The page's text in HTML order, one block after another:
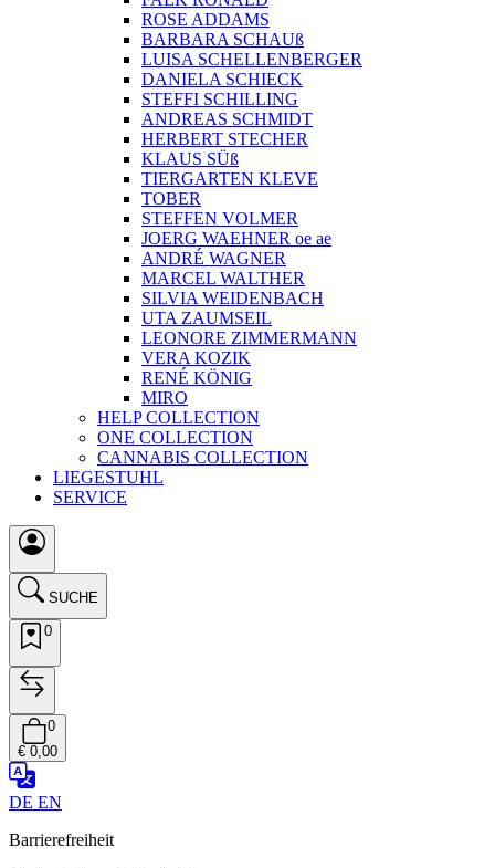
ROSE ADDAMS
BARBARA SCHAUß
LUISA SCHELLENBERGER
DANIELA SCHIECK
STEFFI SCHILLING
ANDREAS SCHMIDT
HERBERT STECHER
KLAUS SÜß
TIERGARTEN KLEVE
TOBER
STEFFEN VOLMER
JOERG WAEHNER oe ae
ANDRÉ WAGNER
MARCEL WALTHER
SILVIA WEIDENBACH
UTA ZAUMSEIL
LEONORE ZIMMERMANN
VERA KOZIK
RENÉ KÖNIG
MIRO
HELP COLLECTION
ONE COLLECTION
CANNABIS COLLECTION
LIEGESTUHL
SERVICE
SUCHE
0
0
€ 0,00
DE EN
Barrierefreiheit